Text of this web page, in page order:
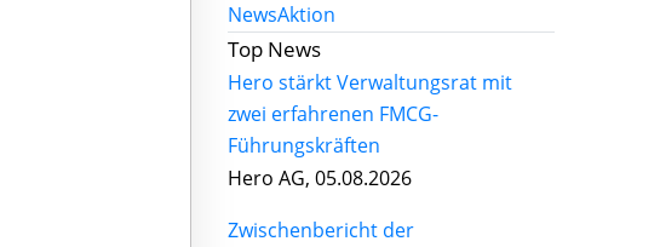
NewsAktion
Top News
Hero stärkt Verwaltungsrat mit
zwei erfahrenen FMCG-
Führungskräften
Hero AG, 05.08.2026
Zwischenbericht der